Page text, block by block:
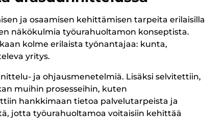
ja osaamisen kehittämisen tarpeita erilaisilla
näkökulmia työurahuoltamon konseptista.
kolme erilaista työnantajaa: kunta,
yritys.
ja ohjausmenetelmiä. Lisäksi selvitettiin,
muihin prosesseihin, kuten
hankkimaan tietoa palvelutarpeista ja
jotta työurahuoltamoa voitaisiin kehittää